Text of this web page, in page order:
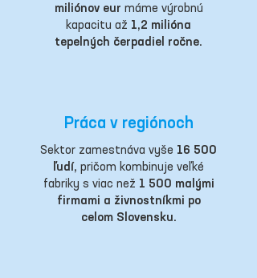
miliónov eur máme výrobnú
kapacitu až 1,2 milióna
tepelných čerpadiel ročne.
Práca v regiónoch
Sektor zamestnáva vyše 16 500
ľudí, pričom kombinuje veľké
fabriky s viac než 1 500 malými
firmami a živnostníkmi po
celom Slovensku.